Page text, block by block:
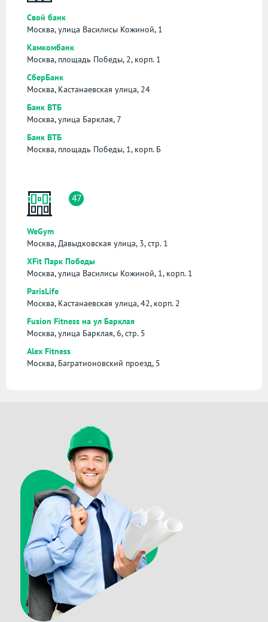
Свой банк
Москва, улица Василисы Кожиной, 1
Камкомбанк
Москва, площадь Победы, 2, корп. 1
СберБанк
Москва, Кастанаевская улица, 24
Банк ВТБ
Москва, улица Барклая, 7
Банк ВТБ
Москва, площадь Победы, 1, корп. Б
47
WeGym
Москва, Давыдковская улица, 3, стр. 1
XFit Парк Победы
Москва, улица Василисы Кожиной, 1, корп. 1
ParisLife
Москва, Кастанаевская улица, 42, корп. 2
Fusion Fitness на ул Барклая
Москва, улица Барклая, 6, стр. 5
Alex Fitness
Москва, Багратионовский проезд, 5